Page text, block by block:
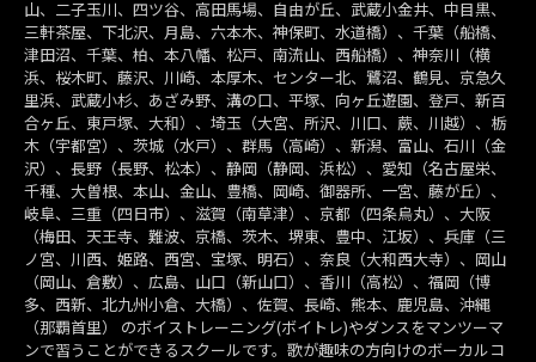
山、二子玉川、四ツ谷、高田馬場、自由が丘、武蔵小金井、中目黒、
三軒茶屋、下北沢、月島、六本木、神保町、水道橋）、千葉（船橋、
津田沼、千葉、柏、本八幡、松戸、南流山、西船橋）、神奈川（横
浜、桜木町、藤沢、川崎、本厚木、センター北、鷺沼、鶴見、京急久
里浜、武蔵小杉、あざみ野、溝の口、平塚、向ヶ丘遊園、登戸、新百
合ヶ丘、東戸塚、大和）、埼玉（大宮、所沢、川口、蕨、川越）、栃
木（宇都宮）、茨城（水戸）、群馬（高崎）、新潟、富山、石川（金
沢）、長野（長野、松本）、静岡（静岡、浜松）、愛知（名古屋栄、
千種、大曽根、本山、金山、豊橋、岡崎、御器所、一宮、藤が丘）、
岐阜、三重（四日市）、滋賀（南草津）、京都（四条烏丸）、大阪
（梅田、天王寺、難波、京橋、茨木、堺東、豊中、江坂）、兵庫（三
ノ宮、川西、姫路、西宮、宝塚、明石）、奈良（大和西大寺）、岡山
（岡山、倉敷）、広島、山口（新山口）、香川（高松）、福岡（博
多、西新、北九州小倉、大橋）、佐賀、長崎、熊本、鹿児島、沖縄
（那覇首里） のボイストレーニング(ボイトレ)やダンスをマンツーマ
ンで習うことができるスクールです。歌が趣味の方向けのボーカルコ